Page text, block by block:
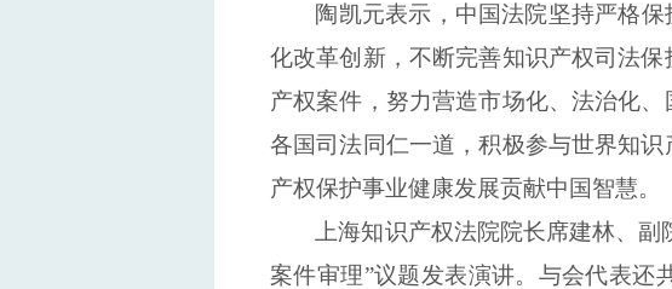
陶凯元表示，中国法院坚持严格
化改革创新，不断完善知识产权司法
产权案件，努力营造市场化、法治化
各国司法同仁一道，积极参与世界知
产权保护事业健康发展贡献中国智慧。
上海知识产权法院院长席建林、副
案件审理”议题发表演讲。与会代表还